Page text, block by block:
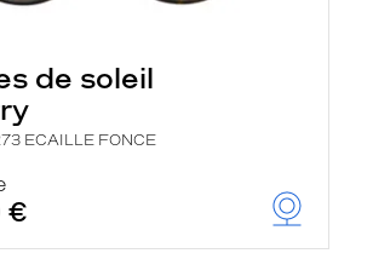
de soleil
ECAILLE FONCE
€